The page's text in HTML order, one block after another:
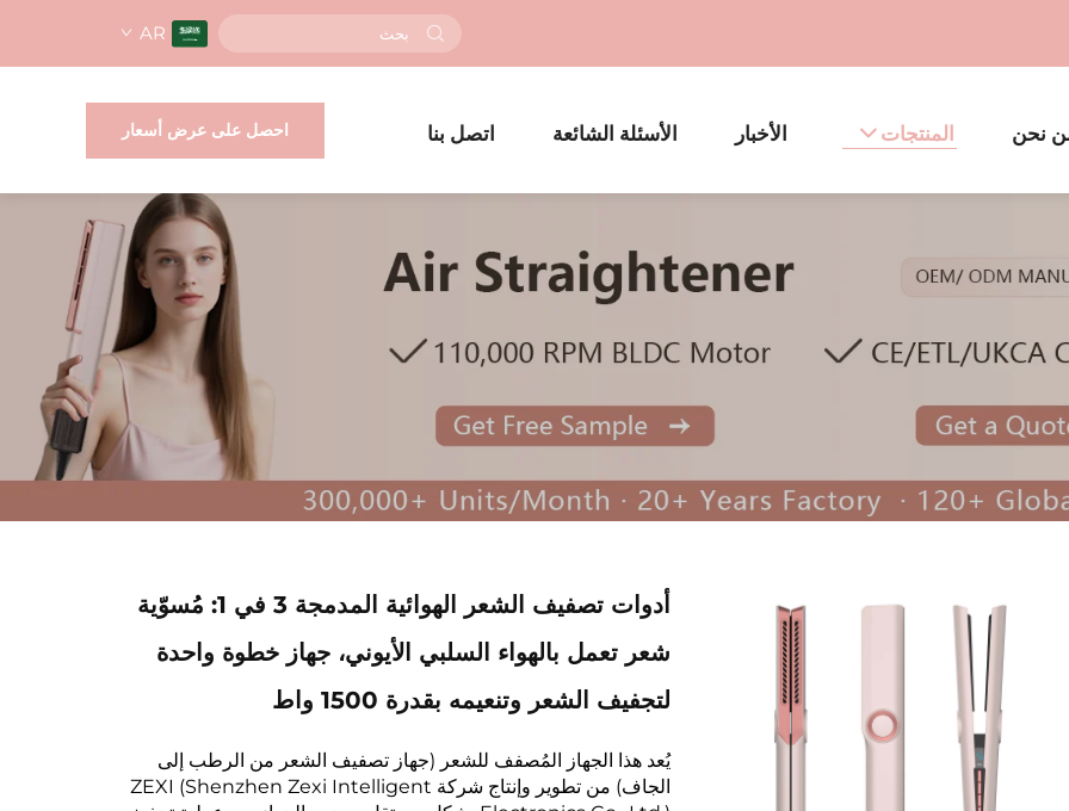
AR
نحن المنتجات الأخبار الأسئلة الشائعة اتصل بنا احصل على عرض أسعار
أدوات تصفيف الشعر الهوائية المدمجة 3 في 1: مُسوّية
شعر تعمل بالهواء السلبي الأيوني، جهاز خطوة واحدة
لتجفيف الشعر وتنعيمه بقدرة 1500 واط
يُعد هذا الجهاز المُصفف للشعر (جهاز تصفيف الشعر من الرطب إلى
الجاف) من تطوير وإنتاج شركة ZEXI (Shenzhen Zexi Intelligent